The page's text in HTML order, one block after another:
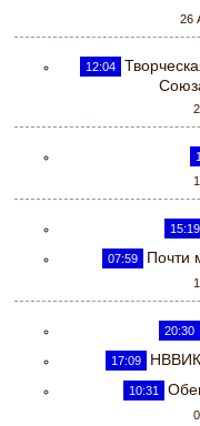
26
12:04
15:19
07:59 Почти
20:30
17:09
10:31